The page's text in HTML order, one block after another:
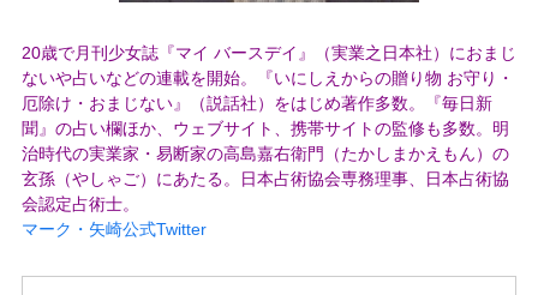
20歳で月刊少女誌『マイ バースデイ』（実業之日本社）におまじ
ないや占いなどの連載を開始。『いにしえからの贈り物 お守り・
厄除け・おまじない』（説話社）をはじめ著作多数。『毎日新
聞』の占い欄ほか、ウェブサイト、携帯サイトの監修も多数。明
治時代の実業家・易断家の高島嘉右衛門（たかしまかえもん）の
玄孫（やしゃご）にあたる。日本占術協会専務理事、日本占術協
会認定占術士。
マーク・矢崎公式Twitter